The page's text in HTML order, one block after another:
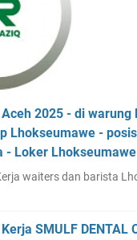
2025 - di warung
Lhokseumawe -
- Loker
waiters dan barista
SMULF DENTAL